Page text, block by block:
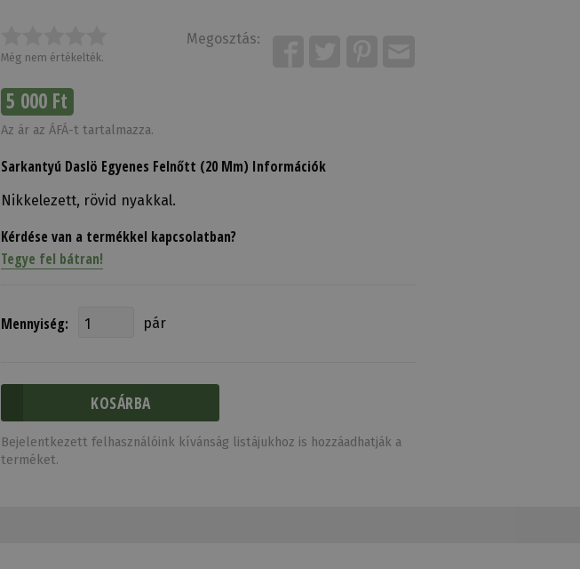
Még nem értékelték.
Megosztás:
5 000 Ft
Az ár az ÁFÁ-t tartalmazza.
Sarkantyú Daslö Egyenes Felnőtt (20 Mm) Információk
Nikkelezett, rövid nyakkal.
Kérdése van a termékkel kapcsolatban?
Tegye fel bátran!
Mennyiség: pár
Bejelentkezett felhasználóink kívánság listájukhoz is hozzáadhatják a
terméket.